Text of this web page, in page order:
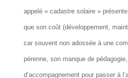
appelé « cadastre solaire »
que son coût (développement,
car souvent non adossée à une
pérenne, son manque de
d’accompagnement pour passer à